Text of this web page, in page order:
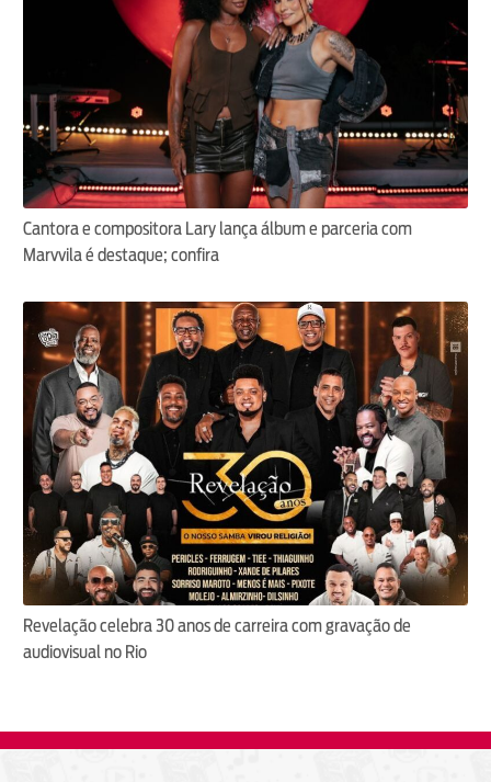
Cantora e compositora Lary lança álbum e parceria com
Marvvila é destaque; confira
Revelação celebra 30 anos de carreira com gravação de
audiovisual no Rio